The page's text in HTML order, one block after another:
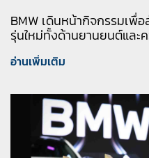
BMW เดินหน้ากิจกรรมเพื่
รุ่นใหม่ทั้งด้านยานยนต์และ
อ่านเพิ่มเติม